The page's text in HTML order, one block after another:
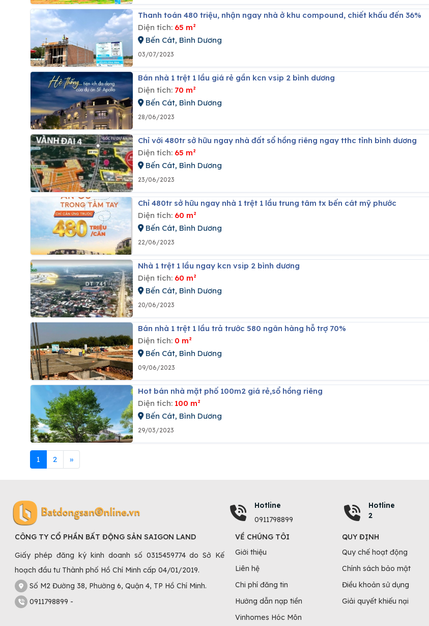
Thanh toán 480 triệu, nhận ngay nhà ở khu compound, chiết khấu đến 36%
Diện tích: 65 m²
Bến Cát, Bình Dương
03/07/2023
Bán nhà 1 trệt 1 lầu giá rẻ gần kcn vsip 2 bình dương
Diện tích: 70 m²
Bến Cát, Bình Dương
28/06/2023
Chỉ với 480tr sở hữu ngay nhà đất sổ hồng riêng ngay tthc tỉnh bình dương
Diện tích: 65 m²
Bến Cát, Bình Dương
23/06/2023
Chỉ 480tr sở hữu ngay nhà 1 trệt 1 lầu trung tâm tx bến cát mỹ phước
Diện tích: 60 m²
Bến Cát, Bình Dương
22/06/2023
Nhà 1 trệt 1 lầu ngay kcn vsip 2 bình dương
Diện tích: 60 m²
Bến Cát, Bình Dương
20/06/2023
Bán nhà 1 trệt 1 lầu trả trước 580 ngân hàng hỗ trợ 70%
Diện tích: 0 m²
Bến Cát, Bình Dương
09/06/2023
Hot bán nhà mặt phố 100m2 giá rẻ,sổ hồng riêng
Diện tích: 100 m²
Bến Cát, Bình Dương
29/03/2023
1 2 »
Hotline
0911798899
Hotline
2
CÔNG TY CỔ PHẦN BẤT ĐỘNG SẢN SAIGON LAND
Giấy phép đăng ký kinh doanh số 0315459774 do Sở Kế
hoạch đầu tư Thành phố Hồ Chí Minh cấp 04/01/2019.
Số M2 Đường 38, Phường 6, Quận 4, TP Hồ Chí Minh.
0911798899 -
VỀ CHÚNG TÔI
Giới thiệu
Liên hệ
Chi phí đăng tin
Hướng dẫn nạp tiền
Vinhomes Hóc Môn
QUY ĐỊNH
Quy chế hoạt động
Chính sách bảo mật
Điều khoản sử dụng
Giải quyết khiếu nại